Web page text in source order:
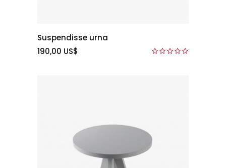
Suspendisse urna
190,00 US$